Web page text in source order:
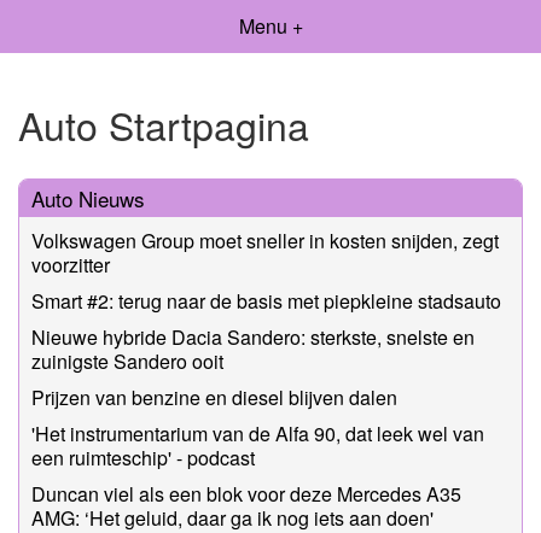
Menu +
Auto Startpagina
Auto Nieuws
Volkswagen Group moet sneller in kosten snijden, zegt
voorzitter
Smart #2: terug naar de basis met piepkleine stadsauto
Nieuwe hybride Dacia Sandero: sterkste, snelste en
zuinigste Sandero ooit
Prijzen van benzine en diesel blijven dalen
'Het instrumentarium van de Alfa 90, dat leek wel van
een ruimteschip' - podcast
Duncan viel als een blok voor deze Mercedes A35
AMG: ‘Het geluid, daar ga ik nog iets aan doen'